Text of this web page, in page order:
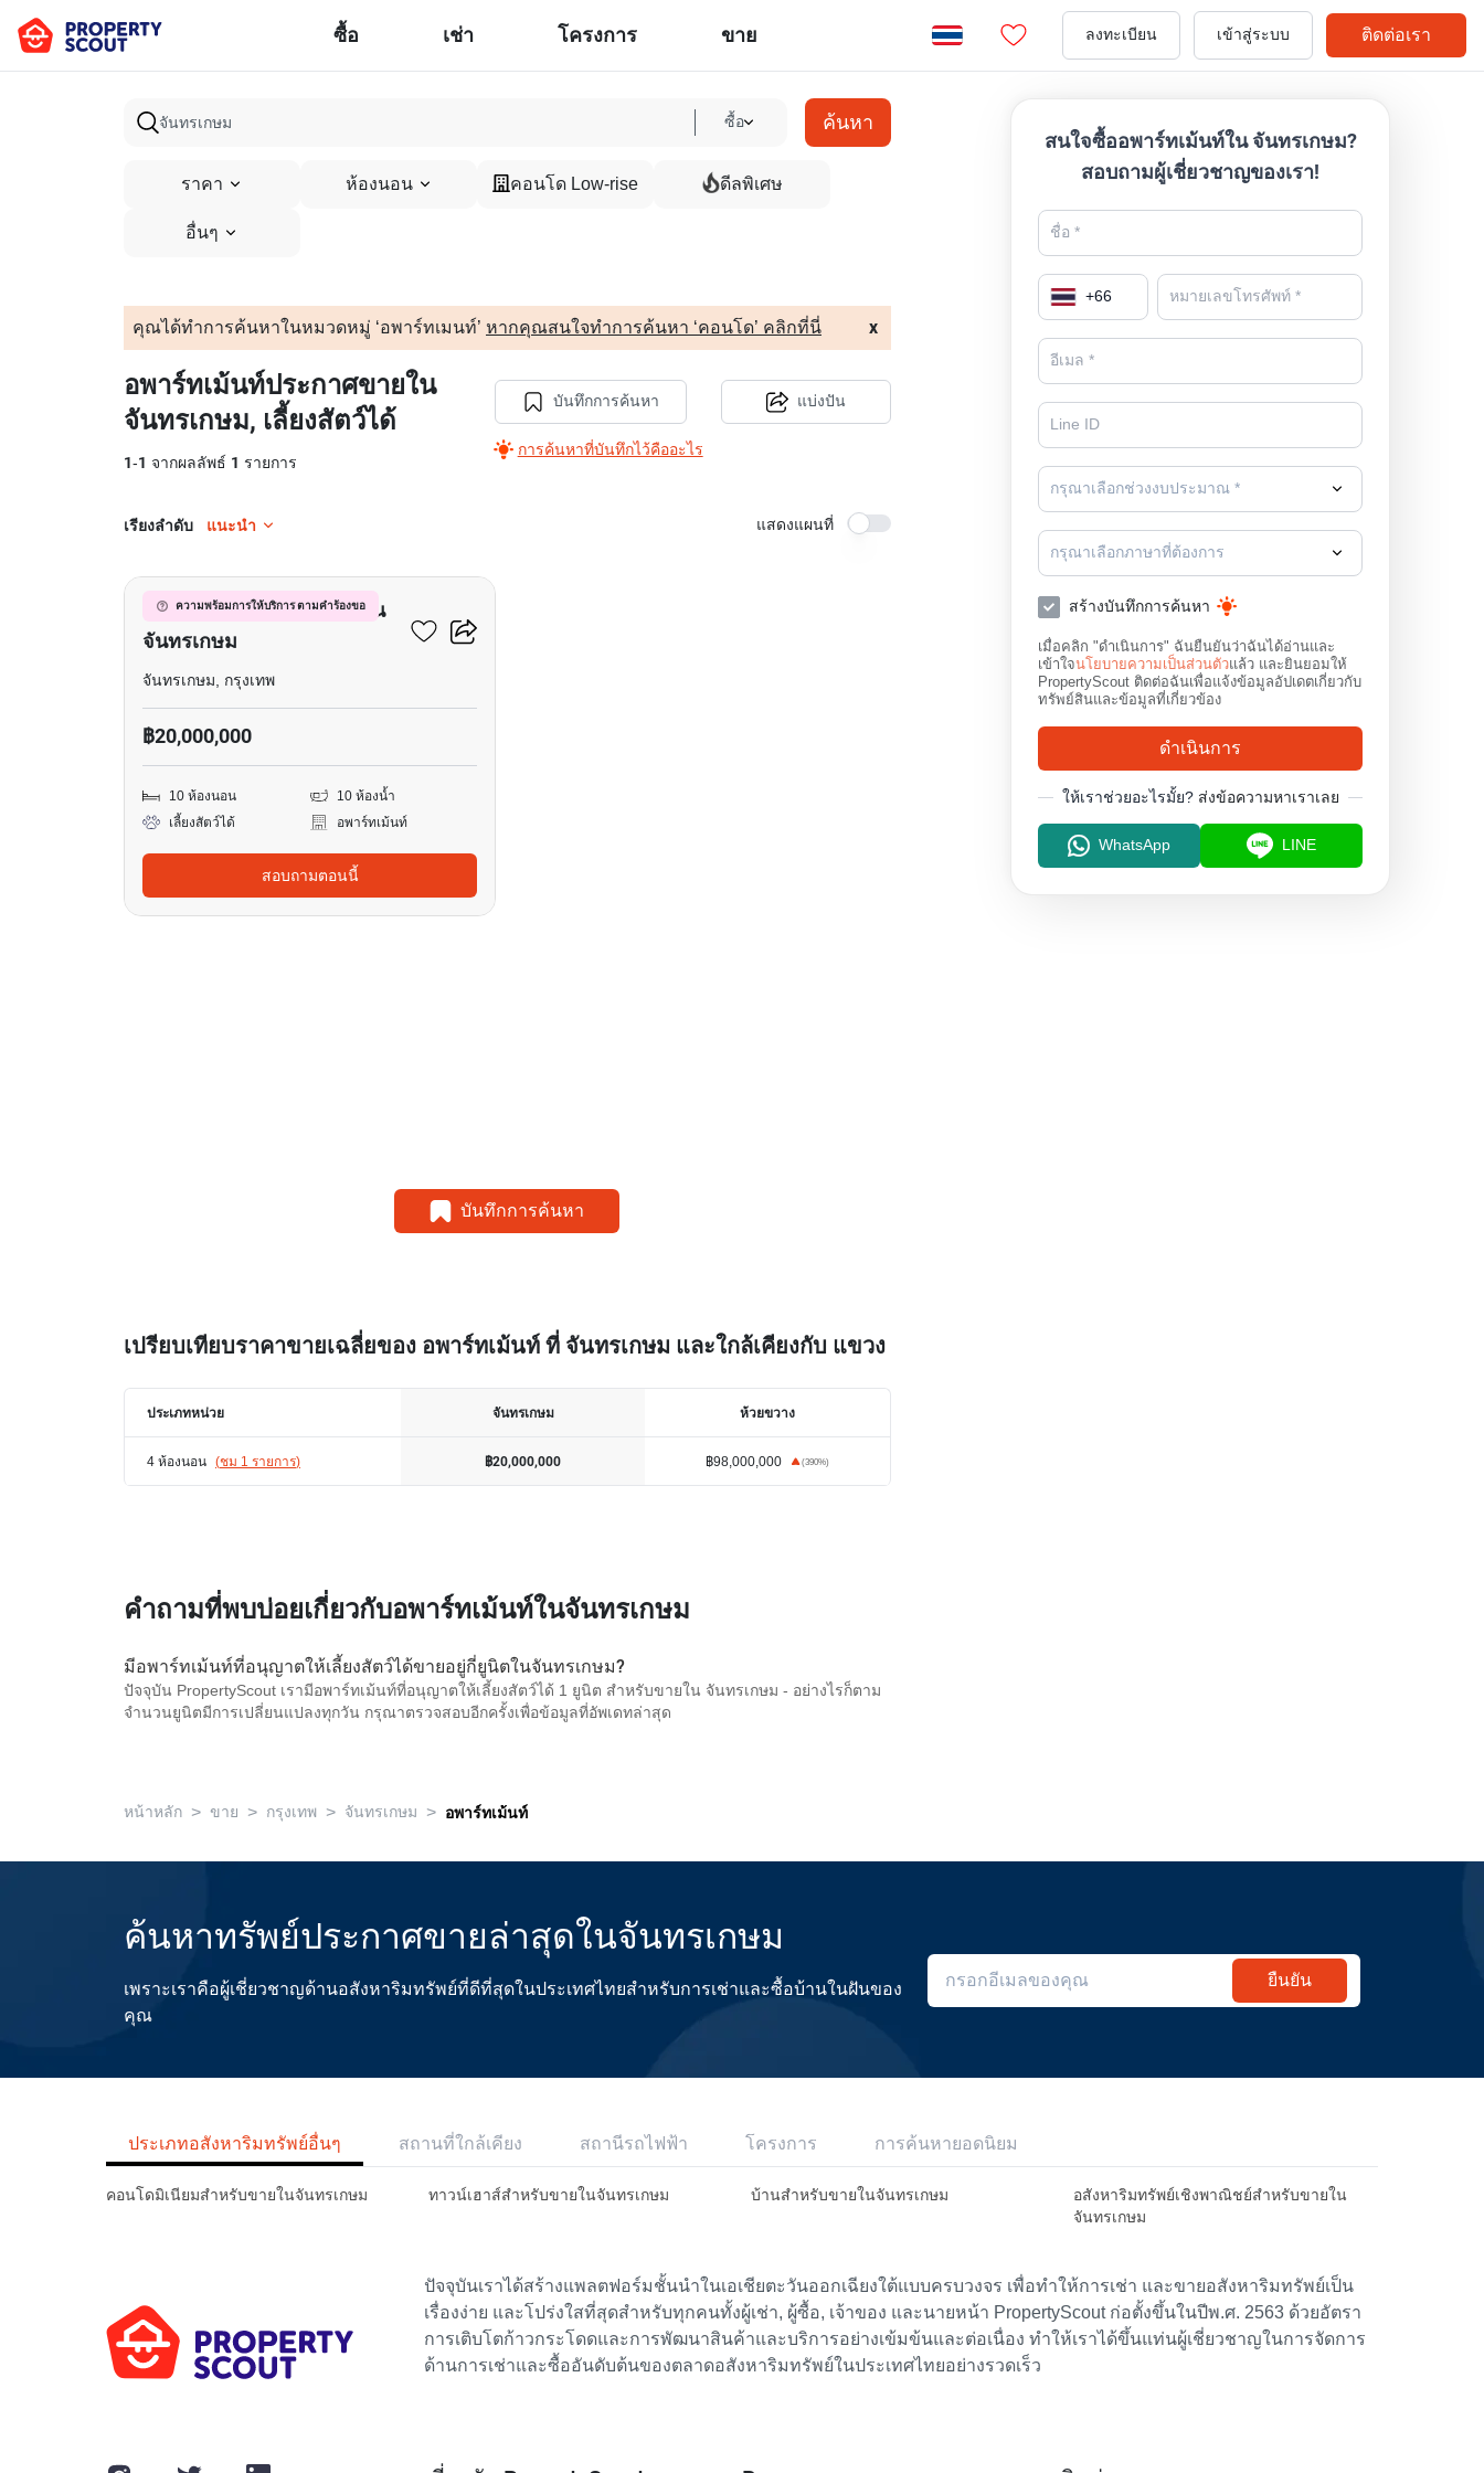
ซื้อ เช่า โครงการ ขาย ลงทะเบียน เข้าสู่ระบบ ติดต่อเรา
ซื้อ ค้นหา
ราคา ห้องนอน คอนโด Low-rise ดีลพิเศษ
อื่นๆ
คุณได้ทำการค้นหาในหมวดหมู่ ‘อพาร์ทเมนท์’ หากคุณสนใจทำการค้นหา ‘คอนโด’ คลิกที่นี่ x
อพาร์ทเม้นท์ประกาศขายใน
จันทรเกษม, เลี้ยงสัตว์ได้
1-1 จากผลลัพธ์ 1 รายการ
บันทึกการค้นหา
การค้นหาที่บันทึกไว้คืออะไร
แบ่งปัน
เรียงลำดับ แนะนำ แสดงแผนที่
ความพร้อมการให้บริการ ตามคำร้องขอ
อพาร์ทเมนต์ 10-ห้องนอน ใน
จันทรเกษม
จันทรเกษม, กรุงเทพ
฿20,000,000
10 ห้องนอน
10 ห้องน้ำ
เลี้ยงสัตว์ได้
อพาร์ทเม้นท์
สอบถามตอนนี้
บันทึกการค้นหา
เปรียบเทียบราคาขายเฉลี่ยของ อพาร์ทเม้นท์ ที่ จันทรเกษม และใกล้เคียงกับ แขวง
ประเภทหน่วย
4 ห้องนอน (ชม 1 รายการ)
จันทรเกษม
฿20,000,000
ห้วยขวาง
฿98,000,000 (390%)
คำถามที่พบบ่อยเกี่ยวกับอพาร์ทเม้นท์ในจันทรเกษม
มีอพาร์ทเม้นท์ที่อนุญาตให้เลี้ยงสัตว์ได้ขายอยู่กี่ยูนิตในจันทรเกษม?
ปัจจุบัน PropertyScout เรามีอพาร์ทเม้นท์ที่อนุญาตให้เลี้ยงสัตว์ได้ 1 ยูนิต สำหรับขายใน จันทรเกษม - อย่างไรก็ตาม
จำนวนยูนิตมีการเปลี่ยนแปลงทุกวัน กรุณาตรวจสอบอีกครั้งเพื่อข้อมูลที่อัพเดทล่าสุด
สนใจซื้ออพาร์ทเม้นท์ใน จันทรเกษม?
สอบถามผู้เชี่ยวชาญของเรา!
+66
กรุณาเลือกช่วงงบประมาณ *
กรุณาเลือกภาษาที่ต้องการ
สร้างบันทึกการค้นหา
เมื่อคลิก "ดำเนินการ" ฉันยืนยันว่าฉันได้อ่านและ
เข้าใจนโยบายความเป็นส่วนตัวแล้ว และยินยอมให้
PropertyScout ติดต่อฉันเพื่อแจ้งข้อมูลอัปเดตเกี่ยวกับ
ทรัพย์สินและข้อมูลที่เกี่ยวข้อง
ดำเนินการ
ให้เราช่วยอะไรมั้ย? ส่งข้อความหาเราเลย
WhatsApp LINE
หน้าหลัก > ขาย > กรุงเทพ > จันทรเกษม > อพาร์ทเม้นท์
ค้นหาทรัพย์ประกาศขายล่าสุดในจันทรเกษม
เพราะเราคือผู้เชี่ยวชาญด้านอสังหาริมทรัพย์ที่ดีที่สุดในประเทศไทยสำหรับการเช่าและซื้อบ้านในฝันของ
คุณ
ยืนยัน
ประเภทอสังหาริมทรัพย์อื่นๆ สถานที่ใกล้เคียง สถานีรถไฟฟ้า โครงการ การค้นหายอดนิยม
คอนโดมิเนียมสำหรับขายในจันทรเกษม ทาวน์เฮาส์สำหรับขายในจันทรเกษม บ้านสำหรับขายในจันทรเกษม
อสังหาริมทรัพย์เชิงพาณิชย์สำหรับขายใน
จันทรเกษม
ปัจจุบันเราได้สร้างแพลตฟอร์มชั้นนำในเอเชียตะวันออกเฉียงใต้แบบครบวงจร เพื่อทำให้การเช่า และขายอสังหาริมทรัพย์เป็น
เรื่องง่าย และโปร่งใสที่สุดสำหรับทุกคนทั้งผู้เช่า, ผู้ซื้อ, เจ้าของ และนายหน้า PropertyScout ก่อตั้งขึ้นในปีพ.ศ. 2563 ด้วยอัตรา
การเติบโตก้าวกระโดดและการพัฒนาสินค้าและบริการอย่างเข้มข้นและต่อเนื่อง ทำให้เราได้ขึ้นแท่นผู้เชี่ยวชาญในการจัดการ
ด้านการเช่าและซื้ออันดับต้นของตลาดอสังหาริมทรัพย์ในประเทศไทยอย่างรวดเร็ว